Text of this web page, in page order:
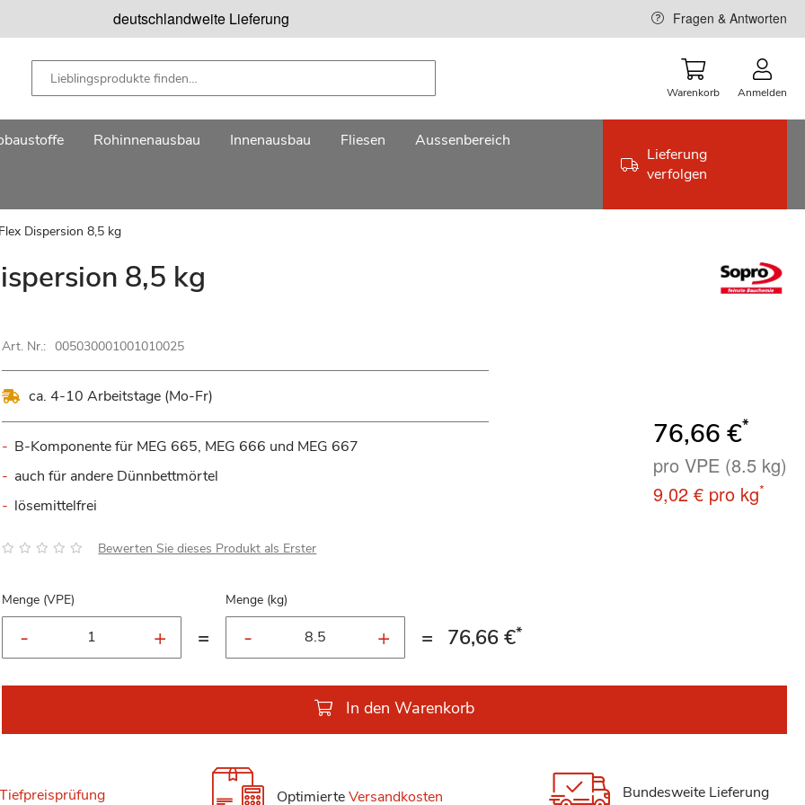
deutschlandweite Lieferung Fragen & Antworten
Warenkorb Anmelden
Rohinnenausbau Innenausbau Fliesen Aussenbereich
Lieferung
verfolgen
Dispersion 8,5 kg
8,5 kg
Art. Nr.: 005030001001010025
ca. 4-10 Arbeitstage (Mo-Fr)
B-Komponente für MEG 665, MEG 666 und MEG 667
auch für andere Dünnbettmörtel
lösemittelfrei
Bewertung: Bewerten Sie dieses Produkt als Erster
76,66 €*
pro VPE (8.5 kg)
9,02 € pro kg*
Menge (VPE)
=
Menge (kg)
= 76,66 €*
In den Warenkorb
Tiefpreisprüfung OptimierteVersandkosten Bundesweite Lieferung